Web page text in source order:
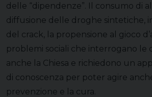
delle “dipendenze”. Il consumo di
diffusione delle droghe sintetiche,
del crack, la propensione al gioco
problemi sociali che interrogano le
anche la Chiesa e richiedono un
di conoscenza per poter agire
prevenzione e la cura.